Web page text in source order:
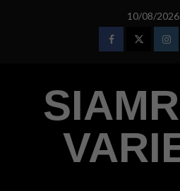
10/08/2026
FacebookTwitter